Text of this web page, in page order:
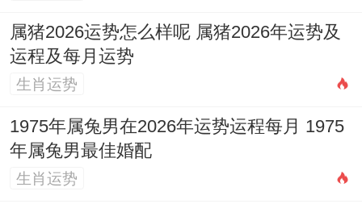
或瓶颈时不妨向值得信赖的长辈或挚友坦诚
求助，他人的客观视角常能帮助你拨开「咸
核心。
1977年属蛇人2026年平安健康运势
属猪2026运势怎么样呢 属猪2026年运势及
运程及每月运势
生肖运势
1975年属兔男在2026年运势运程每月 1975
年属兔男最佳婚配
生肖运势